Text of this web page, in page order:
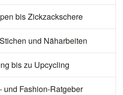
bis Zickzackschere
und Näharbeiten
bis zu Upcycling
und Fashion-Ratgeber